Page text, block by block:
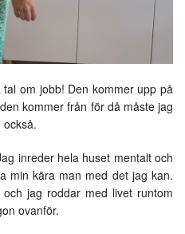
om jobb! Den kommer upp på
kommer från för då måste jag
inreder hela huset mentalt och
min kära man med det jag kan.
jag roddar med livet runtom
ovanför.